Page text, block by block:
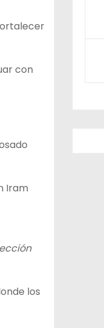
con
Iram
los